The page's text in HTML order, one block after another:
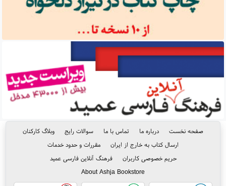
صفحه نخست درباره ما تماس با ما سوالات رایج
وبلاگ کارکنان
ارسال کتاب به خارج از ایران
مقررات و حدود خدمات
حریم خصوصی کاربران
فرهنگ آنلاین فارسی عمید
About Ashja Bookstore